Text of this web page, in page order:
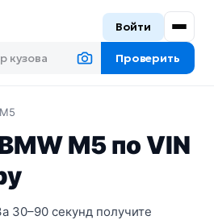
Проверить
Войти
M5
M5 по VIN
30–90 секунд получите